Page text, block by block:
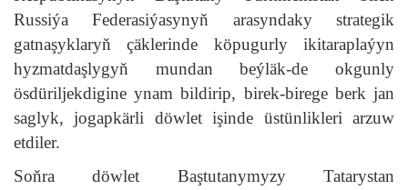
Russiýa Federasiýasynyň arasyndaky strategik
gatnaşyklaryň çäklerinde köpugurly ikitaraplaýyn
hyzmatdaşlygyň mundan beýläk-de okgunly
ösdüriljekdigine ynam bildirip, birek-birege berk jan
saglyk, jogapkärli döwlet işinde üstünlikleri arzuw
etdiler.
Soňra döwlet Baştutanymyzy Tatarystan